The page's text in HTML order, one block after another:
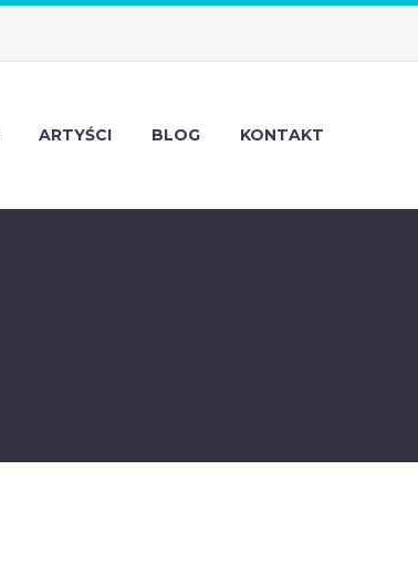
ARTYŚCI BLOG KONTAKT